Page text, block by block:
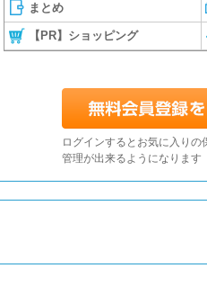
まとめ
【PR】ショッピング
ログインするとお気に入りの
管理が出来るようになります